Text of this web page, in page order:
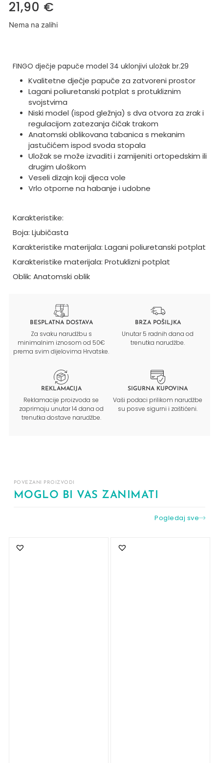
21,90 €
Nema na zalihi
FINGO dječje papuče model 34 uklonjivi uložak br.29
Kvalitetne dječje papuče za zatvoreni prostor
Lagani poliuretanski potplat s protukliznim
svojstvima
Niski model (ispod gležnja) s dva otvora za zrak i
regulacijom zatezanja čičak trakom
Anatomski oblikovana tabanica s mekanim
jastučićem ispod svoda stopala
Uložak se može izvaditi i zamijeniti ortopedskim ili
drugim uloškom
Veseli dizajn koji djeca vole
Vrlo otporne na habanje i udobne
Karakteristike:
Boja: Ljubičasta
Karakteristike materijala: Lagani poliuretanski potplat
Karakteristike materijala: Protuklizni potplat
Oblik: Anatomski oblik
BESPLATNA DOSTAVA
Za svaku narudžbu s
minimalnim iznosom od 50€
prema svim dijelovima Hrvatske.
BRZA POŠILJKA
Unutar 5 radnih dana od
trenutka narudžbe.
REKLAMACIJA
Reklamacije proizvoda se
zaprimaju unutar 14 dana od
trenutka dostave narudžbe.
SIGURNA KUPOVINA
Vaši podaci prilikom narudžbe
su posve sigurni i zaštićeni.
POVEZANI PROIZVODI
MOGLO BI VAS ZANIMATI
Pogledaj sve